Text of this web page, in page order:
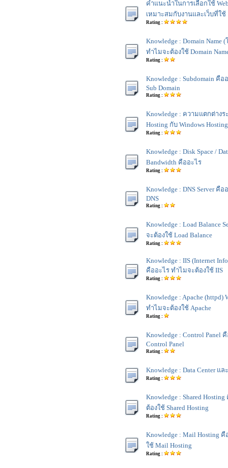
คำแนะนำในการเลือกใช้
เหมาะสมกับงานและเว็บที่ใช้
Rating :
Knowledge : Domain Name
ทำไมจะต้องใช้ Domain
Rating :
Knowledge : Subdomain คื
Sub Domain
Rating :
Knowledge : ความแตกต่างร
Hosting กับ Windows Hosting
Rating :
Knowledge : Disk Space /
Bandwidth คืออะไร
Rating :
Knowledge : DNS Server คื
DNS
Rating :
Knowledge : Load Balance
จะต้องใช้ Load Balance
Rating :
Knowledge : IIS (Internet
คืออะไร ทำไมจะต้องใช้ IIS
Rating :
Knowledge : Apache (httpd)
ทำไมจะต้องใช้ Apache
Rating :
Knowledge : Control Panel
Control Panel
Rating :
Knowledge : Data Center แล
Rating :
Knowledge : Shared
ต้องใช้ Shared Hosting
Rating :
Knowledge : Mail Hosting
ใช้ Mail Hosting
Rating :